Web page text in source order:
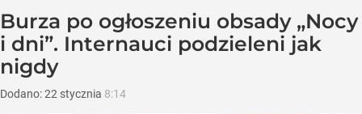
Burza po ogłoszeniu obsady „Nocy
i dni”. Internauci podzieleni jak
nigdy
Dodano:22 stycznia 8:14